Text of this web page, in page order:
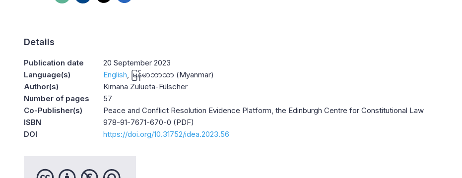
Details
Publication date
20 September 2023
Language(s)
English
မြန်မာဘာသာ (Myanmar)
Author(s)
Kimana Zulueta-Fülscher
Number of pages
57
Co-Publisher(s)
Peace and Conflict Resolution Evidence Platform, the Edinburgh Centre for Constitutional Law
ISBN
978-91-7671-670-0 (PDF)
DOI
https://doi.org/10.31752/idea.2023.56